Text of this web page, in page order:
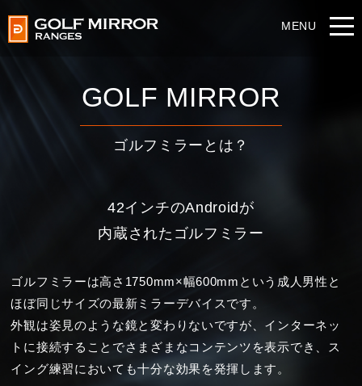
GOLF MIRROR
ゴルフミラーとは？
42インチのAndroidが
内蔵されたゴルフミラー
ゴルフミラーは高さ1750mm×幅600mmという 成人男性と
ほぼ同じサイズの最新ミラーデバイスです。
外観は姿見のような鏡と変わりないですが、 インターネッ
トに接続することでさまざまなコンテンツを表示でき、
ス
イング練習においても十分な効果を発揮します。